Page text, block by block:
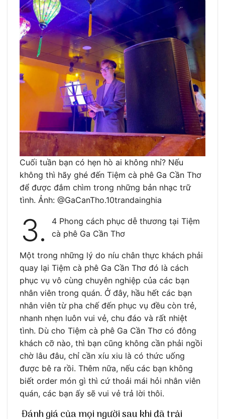
Cuối tuần bạn có hẹn hò ai không nhỉ? Nếu
không thì hãy ghé đến Tiệm cà phê Ga Cần Thơ
để được đắm chìm trong những bản nhạc trữ
tình. Ảnh: @GaCanTho.10trandainghia
3.
4 Phong cách phục dễ thương tại Tiệm
cà phê Ga Cần Thơ
Một trong những lý do níu chân thực khách phải
quay lại Tiệm cà phê Ga Cần Thơ đó là cách
phục vụ vô cùng chuyên nghiệp của các bạn
nhân viên trong quán. Ở đây, hầu hết các bạn
nhân viên từ pha chế đến phục vụ đều còn trẻ,
nhanh nhẹn luôn vui vẻ, chu đáo và rất nhiệt
tình. Dù cho Tiệm cà phê Ga Cần Thơ có đông
khách cỡ nào, thì bạn cũng không cần phải ngồi
chờ lâu đâu, chỉ cần xíu xiu là có thức uống
được bê ra rồi. Thêm nữa, nếu các bạn không
biết order món gì thì cứ thoải mái hỏi nhân viên
quán, các bạn ấy sẽ vui vẻ trả lời thôi.
Đánh giá của mọi người sau khi đã trải